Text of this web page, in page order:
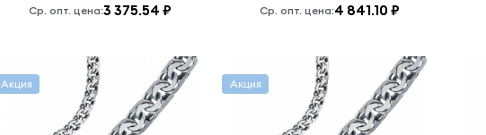
Ср. опт. цена:3 375.54 ₽ Ср. опт. цена:4 841.10 ₽
Акция Акция